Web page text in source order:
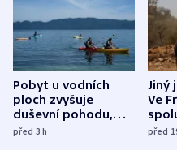
Pobyt u vodních
ploch zvyšuje
duševní pohodu,
ukázala
před 3h
Jiný
Ve
před